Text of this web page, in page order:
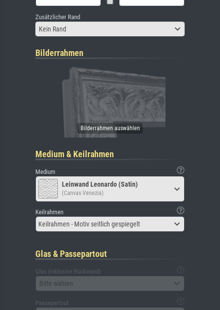
Zusätzlicher Rand
Kein Rand
Bilderrahmen
Medium & Keilrahmen
Medium
Leinwand Leonardo (Satin)
(Canvas Venezia)
Keilrahmen
Keilrahmen - Motiv seitlich gespiegelt
Glas & Passepartout
Glas (inklusive Rückwand)
Bitte wählen
Passepartout